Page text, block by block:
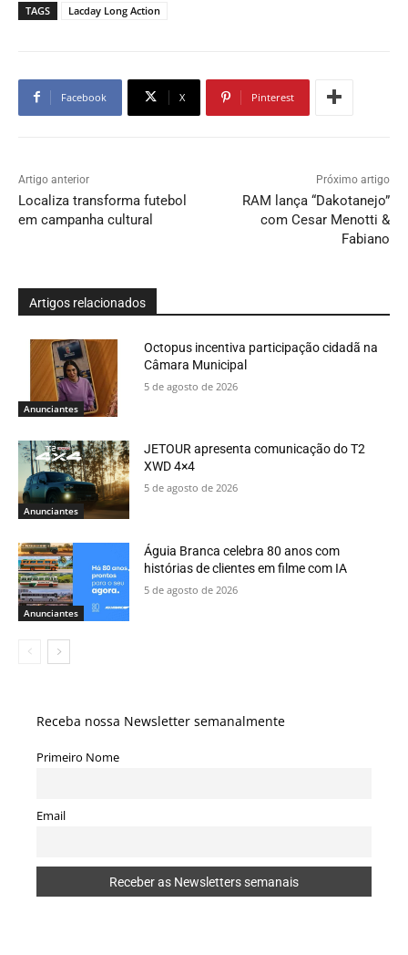
TAGS Lacday Long Action
Facebook X Pinterest
Artigo anterior
Localiza transforma futebol
em campanha cultural
Próximo artigo
RAM lança “Dakotanejo”
com Cesar Menotti &
Fabiano
Artigos relacionados
Anunciantes
Octopus incentiva participação cidadã na
Câmara Municipal
5 de agosto de 2026
Anunciantes
JETOUR apresenta comunicação do T2
XWD 4×4
5 de agosto de 2026
Anunciantes
Águia Branca celebra 80 anos com
histórias de clientes em filme com IA
5 de agosto de 2026
Receba nossa Newsletter semanalmente
Primeiro Nome
Email